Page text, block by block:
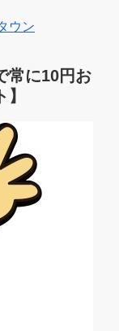
ウン
常に10円お